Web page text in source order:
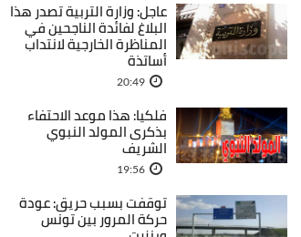
عاجل: وزارة التربية تصدر هذا
البلاغ لفائدة الناجحين في
المناظرة الخارجية لانتداب
أساتذة
20:49
فلكيا: هذا موعد الاحتفاء
بذكرى المولد النبوي
الشريف
19:56
توقفت بسبب حريق: عودة
حركة المرور بين تونس